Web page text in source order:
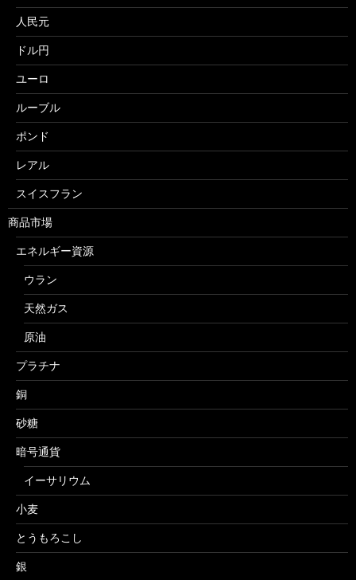
人民元
ドル円
ユーロ
ルーブル
ポンド
レアル
スイスフラン
商品市場
エネルギー資源
ウラン
天然ガス
原油
プラチナ
銅
砂糖
暗号通貨
イーサリウム
小麦
とうもろこし
銀